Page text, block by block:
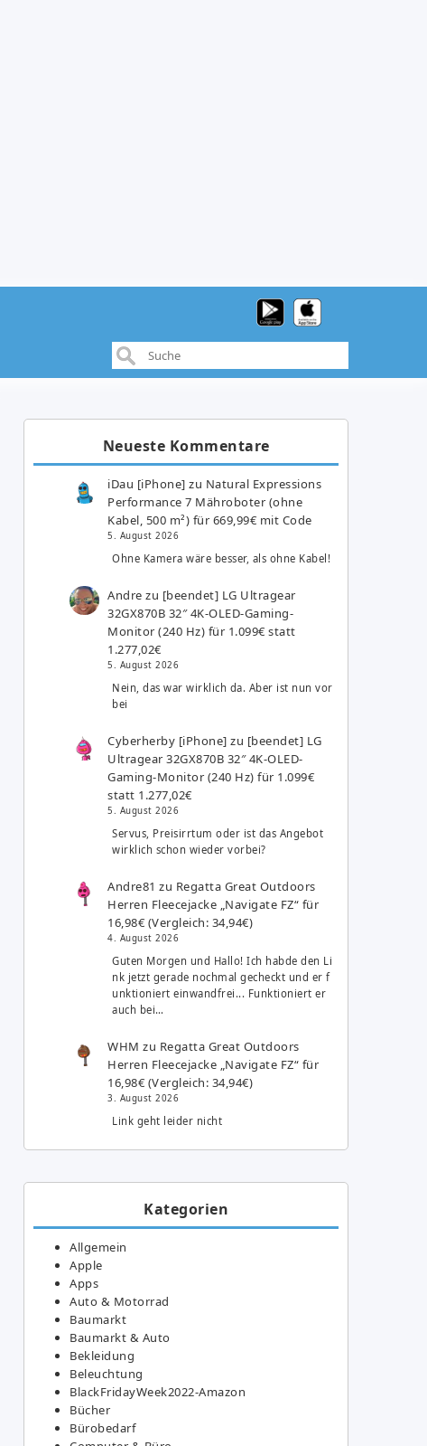
Neueste Kommentare
iDau [iPhone] zu Natural Expressions
Performance 7 Mähroboter (ohne
Kabel, 500 m²) für 669,99€ mit Code
5. August 2026
Ohne Kamera wäre besser, als ohne Kabel!
Andre zu [beendet] LG Ultragear
32GX870B 32″ 4K-OLED-Gaming-
Monitor (240 Hz) für 1.099€ statt
1.277,02€
5. August 2026
Nein, das war wirklich da. Aber ist nun vor
bei
Cyberherby [iPhone] zu [beendet] LG
Ultragear 32GX870B 32″ 4K-OLED-
Gaming-Monitor (240 Hz) für 1.099€
statt 1.277,02€
5. August 2026
Servus, Preisirrtum oder ist das Angebot
wirklich schon wieder vorbei?
Andre81 zu Regatta Great Outdoors
Herren Fleecejacke „Navigate FZ“ für
16,98€ (Vergleich: 34,94€)
4. August 2026
Guten Morgen und Hallo! Ich habde den Li
nk jetzt gerade nochmal gecheckt und er f
unktioniert einwandfrei... Funktioniert er
auch bei…
WHM zu Regatta Great Outdoors
Herren Fleecejacke „Navigate FZ“ für
16,98€ (Vergleich: 34,94€)
3. August 2026
Link geht leider nicht
Kategorien
Allgemein
Apple
Apps
Auto & Motorrad
Baumarkt
Baumarkt & Auto
Bekleidung
Beleuchtung
BlackFridayWeek2022-Amazon
Bücher
Bürobedarf